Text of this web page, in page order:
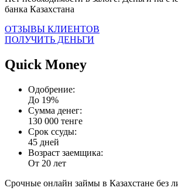
банка Казахстана
ОТЗЫВЫ КЛИЕНТОВ
ПОЛУЧИТЬ ДЕНЬГИ
Quick Money
Одобрение:
До 19%
Сумма денег:
130 000 тенге
Срок ссуды:
45 дней
Возраст заемщика:
От 20 лет
Срочные онлайн займы в Казахстане без